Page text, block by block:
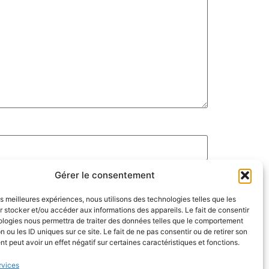
Gérer le consentement
meilleures expériences, nous utilisons des technologies telles que les
stocker et/ou accéder aux informations des appareils. Le fait de consentir
nous permettra de traiter des données telles que le comportement
ou les ID uniques sur ce site. Le fait de ne pas consentir ou de retirer son
peut avoir un effet négatif sur certaines caractéristiques et fonctions.